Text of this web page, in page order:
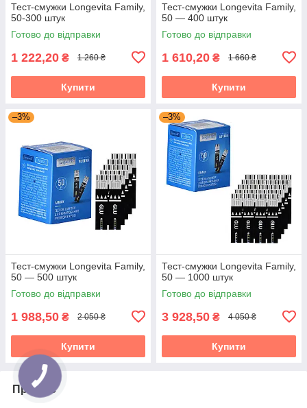
Тест-смужки Longevita Family,
50-300 штук
Готово до відправки
1 222,20 ₴ 1 260 ₴
Купити
Тест-смужки Longevita Family,
50 — 400 штук
Готово до відправки
1 610,20 ₴ 1 660 ₴
Купити
–3%
Тест-смужки Longevita Family,
50 — 500 штук
Готово до відправки
1 988,50 ₴ 2 050 ₴
Купити
–3%
Тест-смужки Longevita Family,
50 — 1000 штук
Готово до відправки
3 928,50 ₴ 4 050 ₴
Купити
Про нас